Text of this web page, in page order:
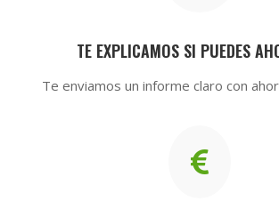
TE EXPLICAMOS SI PUEDES
Te enviamos un informe claro con
